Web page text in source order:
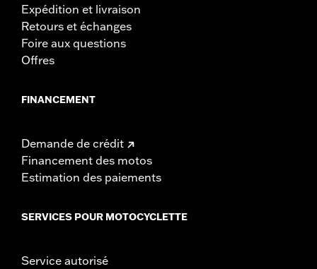
Expédition et livraison
Retours et échanges
Foire aux questions
Offres
FINANCEMENT
Demande de crédit
Financement des motos
Estimation des paiements
SERVICES POUR MOTOCYCLETTE
Service autorisé